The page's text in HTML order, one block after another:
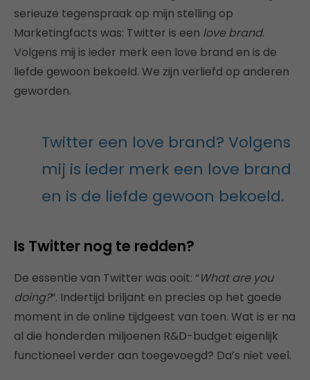
serieuze tegenspraak op mijn stelling op
Marketingfacts was: Twitter is een love brand.
Volgens mij is ieder merk een love brand en is de
liefde gewoon bekoeld. We zijn verliefd op anderen
geworden.
Twitter een love brand? Volgens
mij is ieder merk een love brand
en is de liefde gewoon bekoeld.
Is Twitter nog te redden?
De essentie van Twitter was ooit: “What are you
doing?“. Indertijd briljant en precies op het goede
moment in de online tijdgeest van toen. Wat is er na
al die honderden miljoenen R&D-budget eigenlijk
functioneel verder aan toegevoegd? Da’s niet veel.